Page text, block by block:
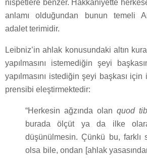
nispetlere benzer. Hakkaniyette
anlamı olduğundan bunun temeli
adalet terimidir.
Leibniz’in ahlak konusundaki altın
yapılmasını istemediğin şeyi
yapılmasını istediğin şeyi başkası
prensibi eleştirmektedir:
“Herkesin ağzında olan quod
burada ölçüt ya da ilke
düşünülmesin. Çünkü bu, farklı
olsa bile, ondan [ahlak